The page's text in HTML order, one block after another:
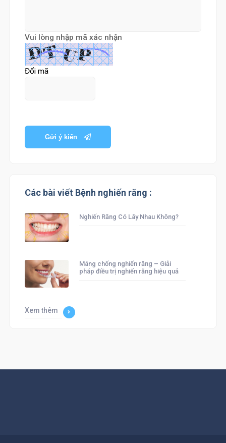
Vui lòng nhập mã xác nhận
Đổi mã
Gửi ý kiến
Các bài viết Bệnh nghiến răng :
Nghiến Răng Có Lây Nhau Không?
Máng chống nghiến răng – Giải
pháp điều trị nghiến răng hiệu quả
Xem thêm